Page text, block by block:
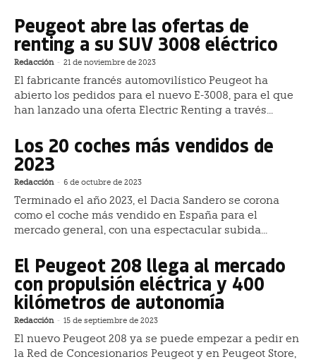
Peugeot abre las ofertas de
renting a su SUV 3008 eléctrico
Redacción - 21 de noviembre de 2023
El fabricante francés automovilístico Peugeot ha
abierto los pedidos para el nuevo E-3008, para el que
han lanzado una oferta Electric Renting a través...
Los 20 coches más vendidos de
2023
Redacción - 6 de octubre de 2023
Terminado el año 2023, el Dacia Sandero se corona
como el coche más vendido en España para el
mercado general, con una espectacular subida...
El Peugeot 208 llega al mercado
con propulsión eléctrica y 400
kilómetros de autonomía
Redacción - 15 de septiembre de 2023
El nuevo Peugeot 208 ya se puede empezar a pedir en
la Red de Concesionarios Peugeot y en Peugeot Store,